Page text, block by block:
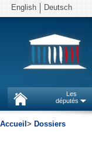
English Deutsch
Les
députés
Accueil > Dossiers